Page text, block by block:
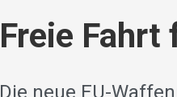
Freie Fahrt